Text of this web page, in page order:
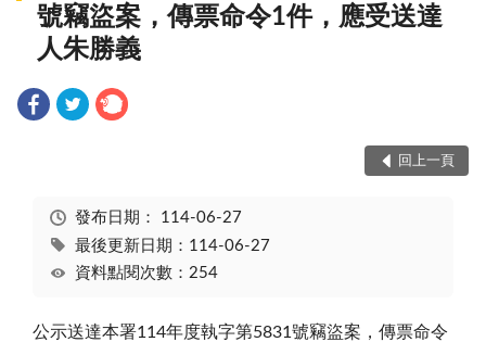
號竊盜案，傳票命令1件，應受送達
人朱勝義
回上一頁
發布日期： 114-06-27
最後更新日期：114-06-27
資料點閱次數：254
公示送達本署114年度執字第5831號竊盜案，傳票命令